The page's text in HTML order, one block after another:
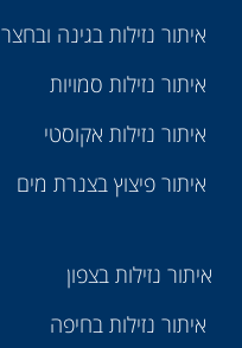
איתור נזילות בצפון
איתור נזילות בחיפה
איתור נזילות בגינה ובחצר
איתור נזילות סמויות
איתור נזילות אקוסטי
איתור פיצוץ בצנרת מים